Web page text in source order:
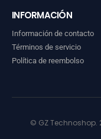
INFORMACIÓN
Información de contacto
Términos de servicio
Política de reembolso
© GZ Technoshop.